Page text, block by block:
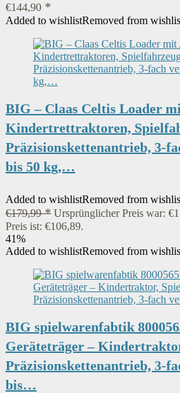
€144,90
Added to wishlistRemoved from
BIG – Claas Celtis Loader
Kindertrettraktoren,
Präzisionskettenantrieb, 3-
bis 50 kg,…
Added to wishlistRemoved from
€179,99 Ursprünglicher Preis war:
Preis ist: €106,89.
41%
Added to wishlistRemoved from
BIG spielwarenfabtik
Geräteträger –
Präzisionskettenantrieb, 3-
bis…